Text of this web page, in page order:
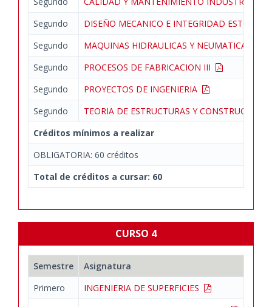
Segundo
DISEÑO MECANICO E INTEGRIDAD
Segundo
MAQUINAS HIDRAULICAS Y NEUMATICAS
Segundo
PROCESOS DE FABRICACION III
Segundo
PROYECTOS DE INGENIERIA
Segundo
TEORIA DE ESTRUCTURAS Y
Créditos mínimos a realizar
OBLIGATORIA: 60 créditos
Total de créditos a cursar: 60
CURSO 4
Semestre
Asignatura
Primero
INGENIERIA DE SUPERFICIES